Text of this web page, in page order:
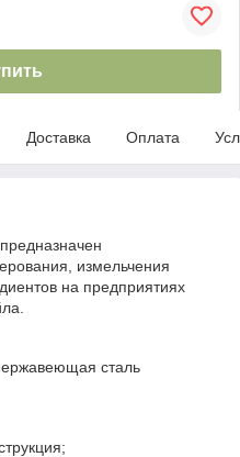
Доставка Оплата
предназначен
измельчения
на предприятиях
сталь